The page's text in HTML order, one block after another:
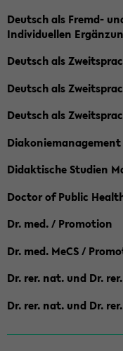
Deutsch als Fremd-
Individuellen
Deutsch als
Deutsch als
Deutsch als
Diakoniemanagement
Didaktische Studien
Doctor of Public
Dr. med. / Promotion
Dr. med. MeCS /
Dr. rer. nat. und Dr.
Dr. rer. nat. und Dr.